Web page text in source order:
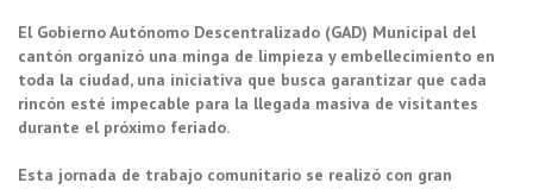
El Gobierno Autónomo Descentralizado (GAD) Municipal del
cantón organizó una minga de limpieza y embellecimiento en
toda la ciudad, una iniciativa que busca garantizar que cada
rincón esté impecable para la llegada masiva de visitantes
durante el próximo feriado.
Esta jornada de trabajo comunitario se realizó con gran